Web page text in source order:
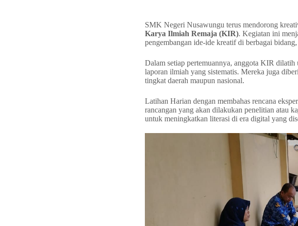
SMK Negeri Nusawungu terus mendorong
Karya Ilmiah Remaja (KIR). Kegiatan ini
pengembangan ide-ide kreatif di berbagai
Dalam setiap pertemuannya, anggota KIR
laporan ilmiah yang sistematis. Mereka juga
tingkat daerah maupun nasional.
Latihan Harian dengan membahas rencana
rancangan yang akan dilakukan penelitian atau
untuk meningkatkan literasi di era digital yang